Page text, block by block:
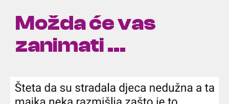
Možda će vas
zanimati ...